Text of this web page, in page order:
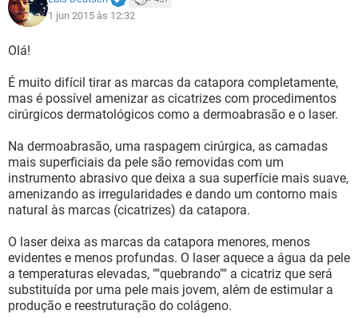
1 jun 2015 às 12:32
Olá!
É muito difícil tirar as marcas da catapora completamente,
mas é possível amenizar as cicatrizes com procedimentos
cirúrgicos dermatológicos como a dermoabrasão e o laser.
Na dermoabrasão, uma raspagem cirúrgica, as camadas
mais superficiais da pele são removidas com um
instrumento abrasivo que deixa a sua superfície mais suave,
amenizando as irregularidades e dando um contorno mais
natural às marcas (cicatrizes) da catapora.
O laser deixa as marcas da catapora menores, menos
evidentes e menos profundas. O laser aquece a água da pele
a temperaturas elevadas, ""quebrando"" a cicatriz que será
substituída por uma pele mais jovem, além de estimular a
produção e reestruturação do colágeno.